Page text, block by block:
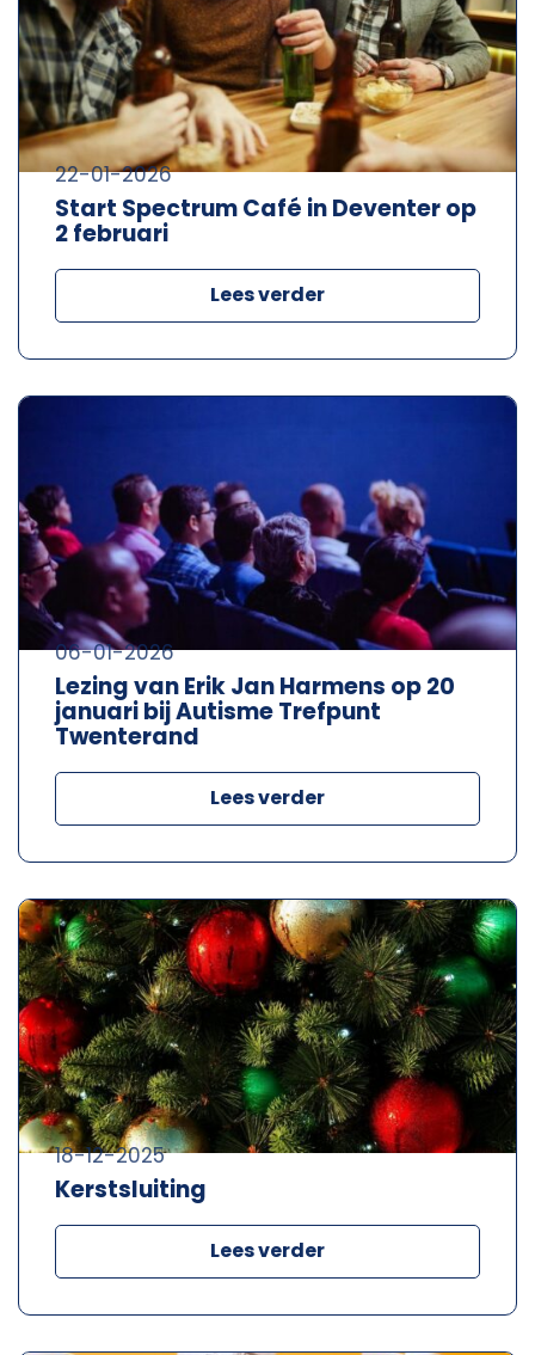
Start Spectrum Café in Deventer op
2 februari
22-01-2026
Lees verder
Lezing van Erik Jan Harmens op 20
januari bij Autisme Trefpunt
Twenterand
06-01-2026
Lees verder
Kerstsluiting
18-12-2025
Lees verder